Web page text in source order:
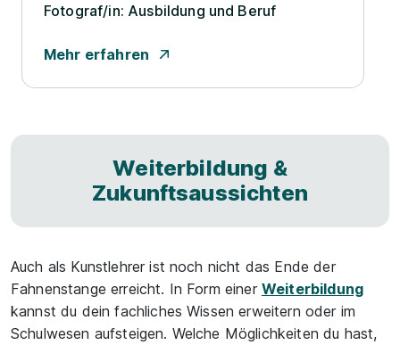
Fotograf/­in: Ausbildung und Beruf
Mehr erfahren
Weiterbildung &
Zukunftsaussichten
Auch als Kunstlehrer ist noch nicht das Ende der
Fahnenstange erreicht. In Form einer Weiterbildung
kannst du dein fachliches Wissen erweitern oder im
Schulwesen aufsteigen. Welche Möglichkeiten du hast,